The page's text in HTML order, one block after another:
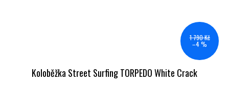
1 790 Kč
–4 %
Koloběžka Street Surfing TORPEDO White Crack